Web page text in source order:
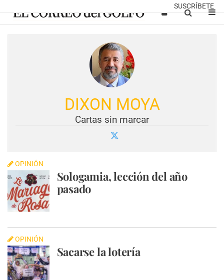
SUSCRÍBETE
DIXON MOYA
Cartas sin marcar
OPINIÓN
Sologamia, lección del año
pasado
OPINIÓN
Sacarse la lotería